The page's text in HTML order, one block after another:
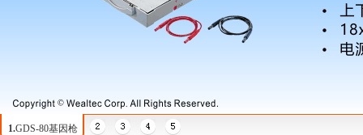
1.GDS-80基因枪